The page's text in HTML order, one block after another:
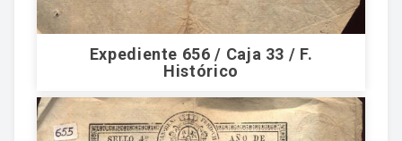
Expediente 656 / Caja 33 / F.
Histórico